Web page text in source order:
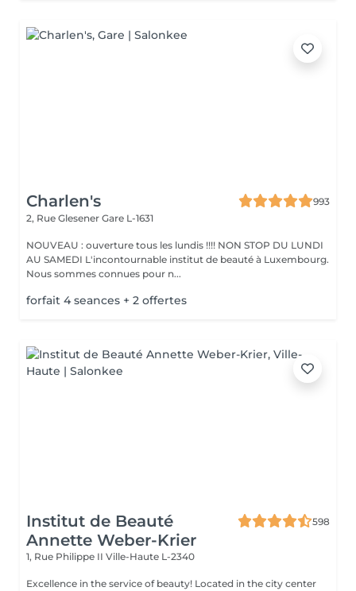
Charlen's
993
2, Rue Glesener Gare L-1631
NOUVEAU : ouverture tous les lundis !!!! NON STOP DU LUNDI
AU SAMEDI L'incontournable institut de beauté à Luxembourg.
Nous sommes connues pour n...
forfait 4 seances + 2 offertes
Institut de Beauté
Annette Weber-Krier
598
1, Rue Philippe II Ville-Haute L-2340
Excellence in the service of beauty! Located in the city center